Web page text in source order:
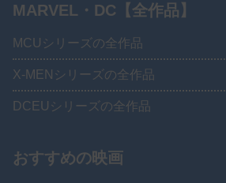
MARVEL・DC【全作品】
MCUシリーズの全作品
X-MENシリーズの全作品
DCEUシリーズの全作品
おすすめの映画